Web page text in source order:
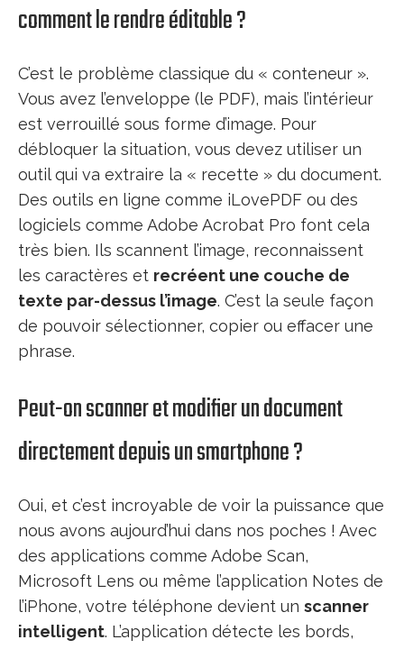
comment le rendre éditable ?
C’est le problème classique du « conteneur ».
Vous avez l’enveloppe (le PDF), mais l’intérieur
est verrouillé sous forme d’image. Pour
débloquer la situation, vous devez utiliser un
outil qui va extraire la « recette » du document.
Des outils en ligne comme iLovePDF ou des
logiciels comme Adobe Acrobat Pro font cela
très bien. Ils scannent l’image, reconnaissent
les caractères et recréent une couche de
texte par-dessus l’image. C’est la seule façon
de pouvoir sélectionner, copier ou effacer une
phrase.
Peut-on scanner et modifier un document
directement depuis un smartphone ?
Oui, et c’est incroyable de voir la puissance que
nous avons aujourd’hui dans nos poches ! Avec
des applications comme Adobe Scan,
Microsoft Lens ou même l’application Notes de
l’iPhone, votre téléphone devient un scanner
intelligent. L’application détecte les bords,